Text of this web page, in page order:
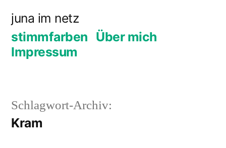
Inhalt
springen
juna im netz
stimmfarben Über mich
Impressum
Schlagwort-Archiv:
Kram